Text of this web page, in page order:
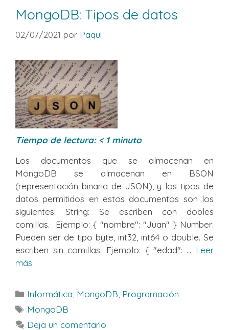
MongoDB: Tipos de datos
02/07/2021 por Paqui
Tiempo de lectura: < 1 minuto
Los documentos que se almacenan en
MongoDB se almacenan en BSON
(representación binaria de JSON), y los tipos de
datos permitidos en estos documentos son los
siguientes: String: Se escriben con dobles
comillas. Ejemplo: { "nombre": "Juan" } Number:
Pueden ser de tipo byte, int32, int64 o double. Se
escriben sin comillas. Ejemplo: { "edad": ... Leer
más
Categorías
Informática MongoDB Programación
Etiquetas
MongoDB
Deja un comentario